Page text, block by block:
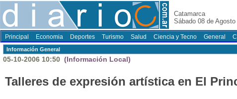
Catamarca
Sábado 08 de
Principal Economia Deportes Turismo Salud Ciencia y Tecno General
Información General
05-10-2006 10:50 (Información Local)
Talleres de expresión artística en El